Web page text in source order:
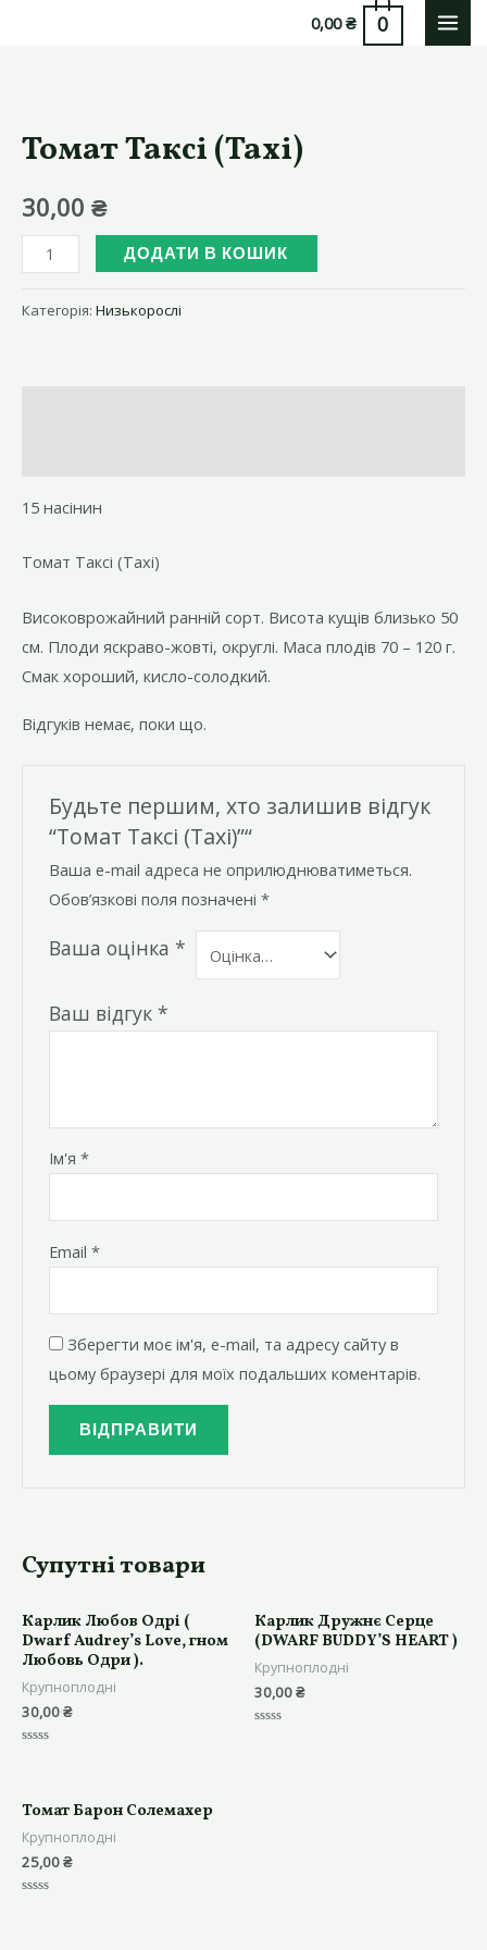
0,00₴ 0
Томат Таксі (Taxi)
30,00 ₴
Томат
Таксі
(Taxi)
ДОДАТИ В КОШИК
Категорія: Низькорослі
15 насінин
Томат Таксі (Taxi)
Високоврожайний ранній сорт. Висота кущів близько 50
см. Плоди яскраво-жовті, округлі. Маса плодів 70 – 120 г.
Смак хороший, кисло-солодкий.
Відгуків немає, поки що.
Будьте першим, хто залишив відгук
“Томат Таксі (Taxi)”“
Ваша e-mail адреса не оприлюднюватиметься.
Обов’язкові поля позначені*
Ваша оцінка*
Ваш відгук*
Ім'я*
Email*
Зберегти моє ім'я, e-mail, та адресу сайту в
цьому браузері для моїх подальших коментарів.
Супутні товари
Карлик Любов Одрі (
Dwarf Audrey’s Love, гном
Любовь Одри ).
Крупноплодні
30,00₴
5
Карлик Дружнє Серце
(DWARF BUDDY’S HEART )
Крупноплодні
30,00₴
Томат Барон Солемахер
Крупноплодні
25,00₴